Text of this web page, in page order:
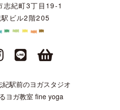
志紀町3丁目19-1
ビル2階205
駅前のヨガスタジオ
ヨガ教室 fine yoga